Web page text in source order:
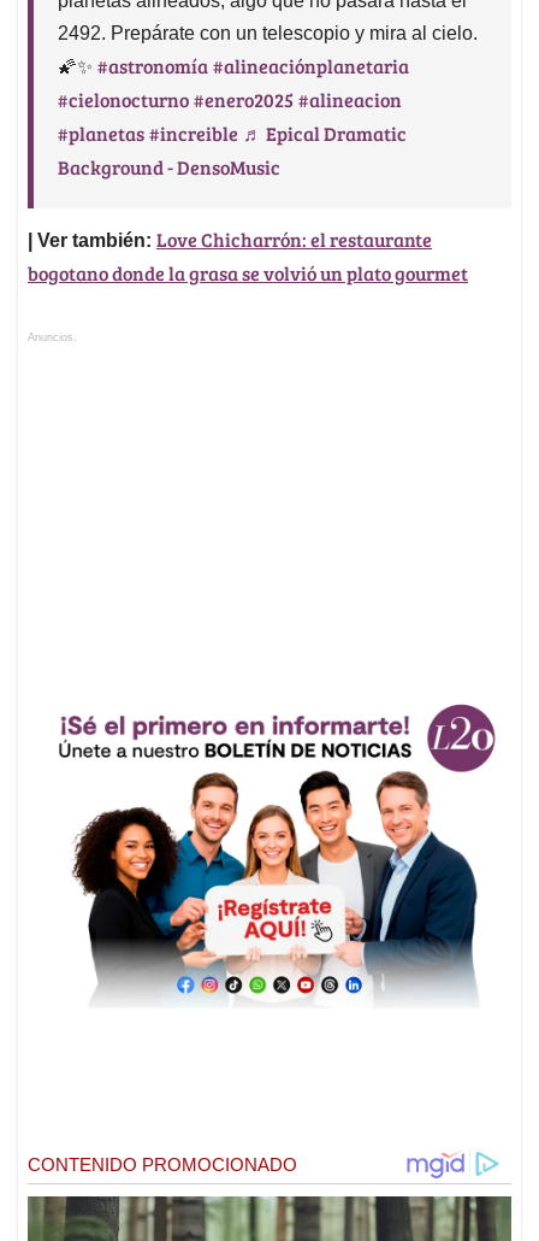
2492. Prepárate con un telescopio y mira al cielo.
🌠✨ #astronomía#alineaciónplanetaria
#cielonocturno#enero2025 #alineacion
#planetas#increible ♬ Epical Dramatic
Background - DensoMusic
| Ver también: Love Chicharrón: el restaurante
bogotano donde la grasa se volvió un plato gourmet
Anuncios.